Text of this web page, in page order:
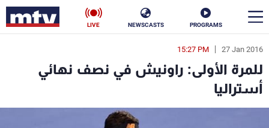
PROGRAMS
NEWSCASTS
LIVE
27 Jan 2016
15:27 PM
للمرة الأولى: راونيش في نصف نهائي
أستراليا
en
الأخبار
سياسة ناس